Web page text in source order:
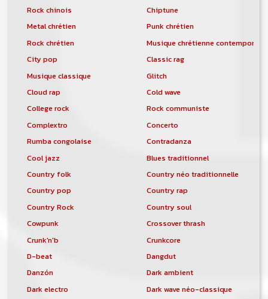
Rock chinois
Chiptune
Metal chrétien
Punk chrétien
Rock chrétien
Musique chrétienne
City pop
Classic rag
Musique classique
Glitch
Cloud rap
Cold wave
College rock
Rock communiste
Complextro
Concerto
Rumba congolaise
Contradanza
Cool jazz
Blues traditionnel
Country folk
Country néo traditionnelle
Country pop
Country rap
Country Rock
Country soul
Cowpunk
Crossover thrash
Crunk'n'b
Crunkcore
D-beat
Dangdut
Danzón
Dark ambient
Dark electro
Dark wave néo-classique